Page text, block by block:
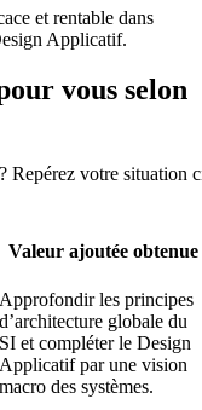
et rentable dans
Applicatif.
vous selon
Repérez votre situation
Valeur ajoutée obtenue
Approfondir les principes
d’architecture globale du
SI et compléter le Design
Applicatif par une vision
macro des systèmes.